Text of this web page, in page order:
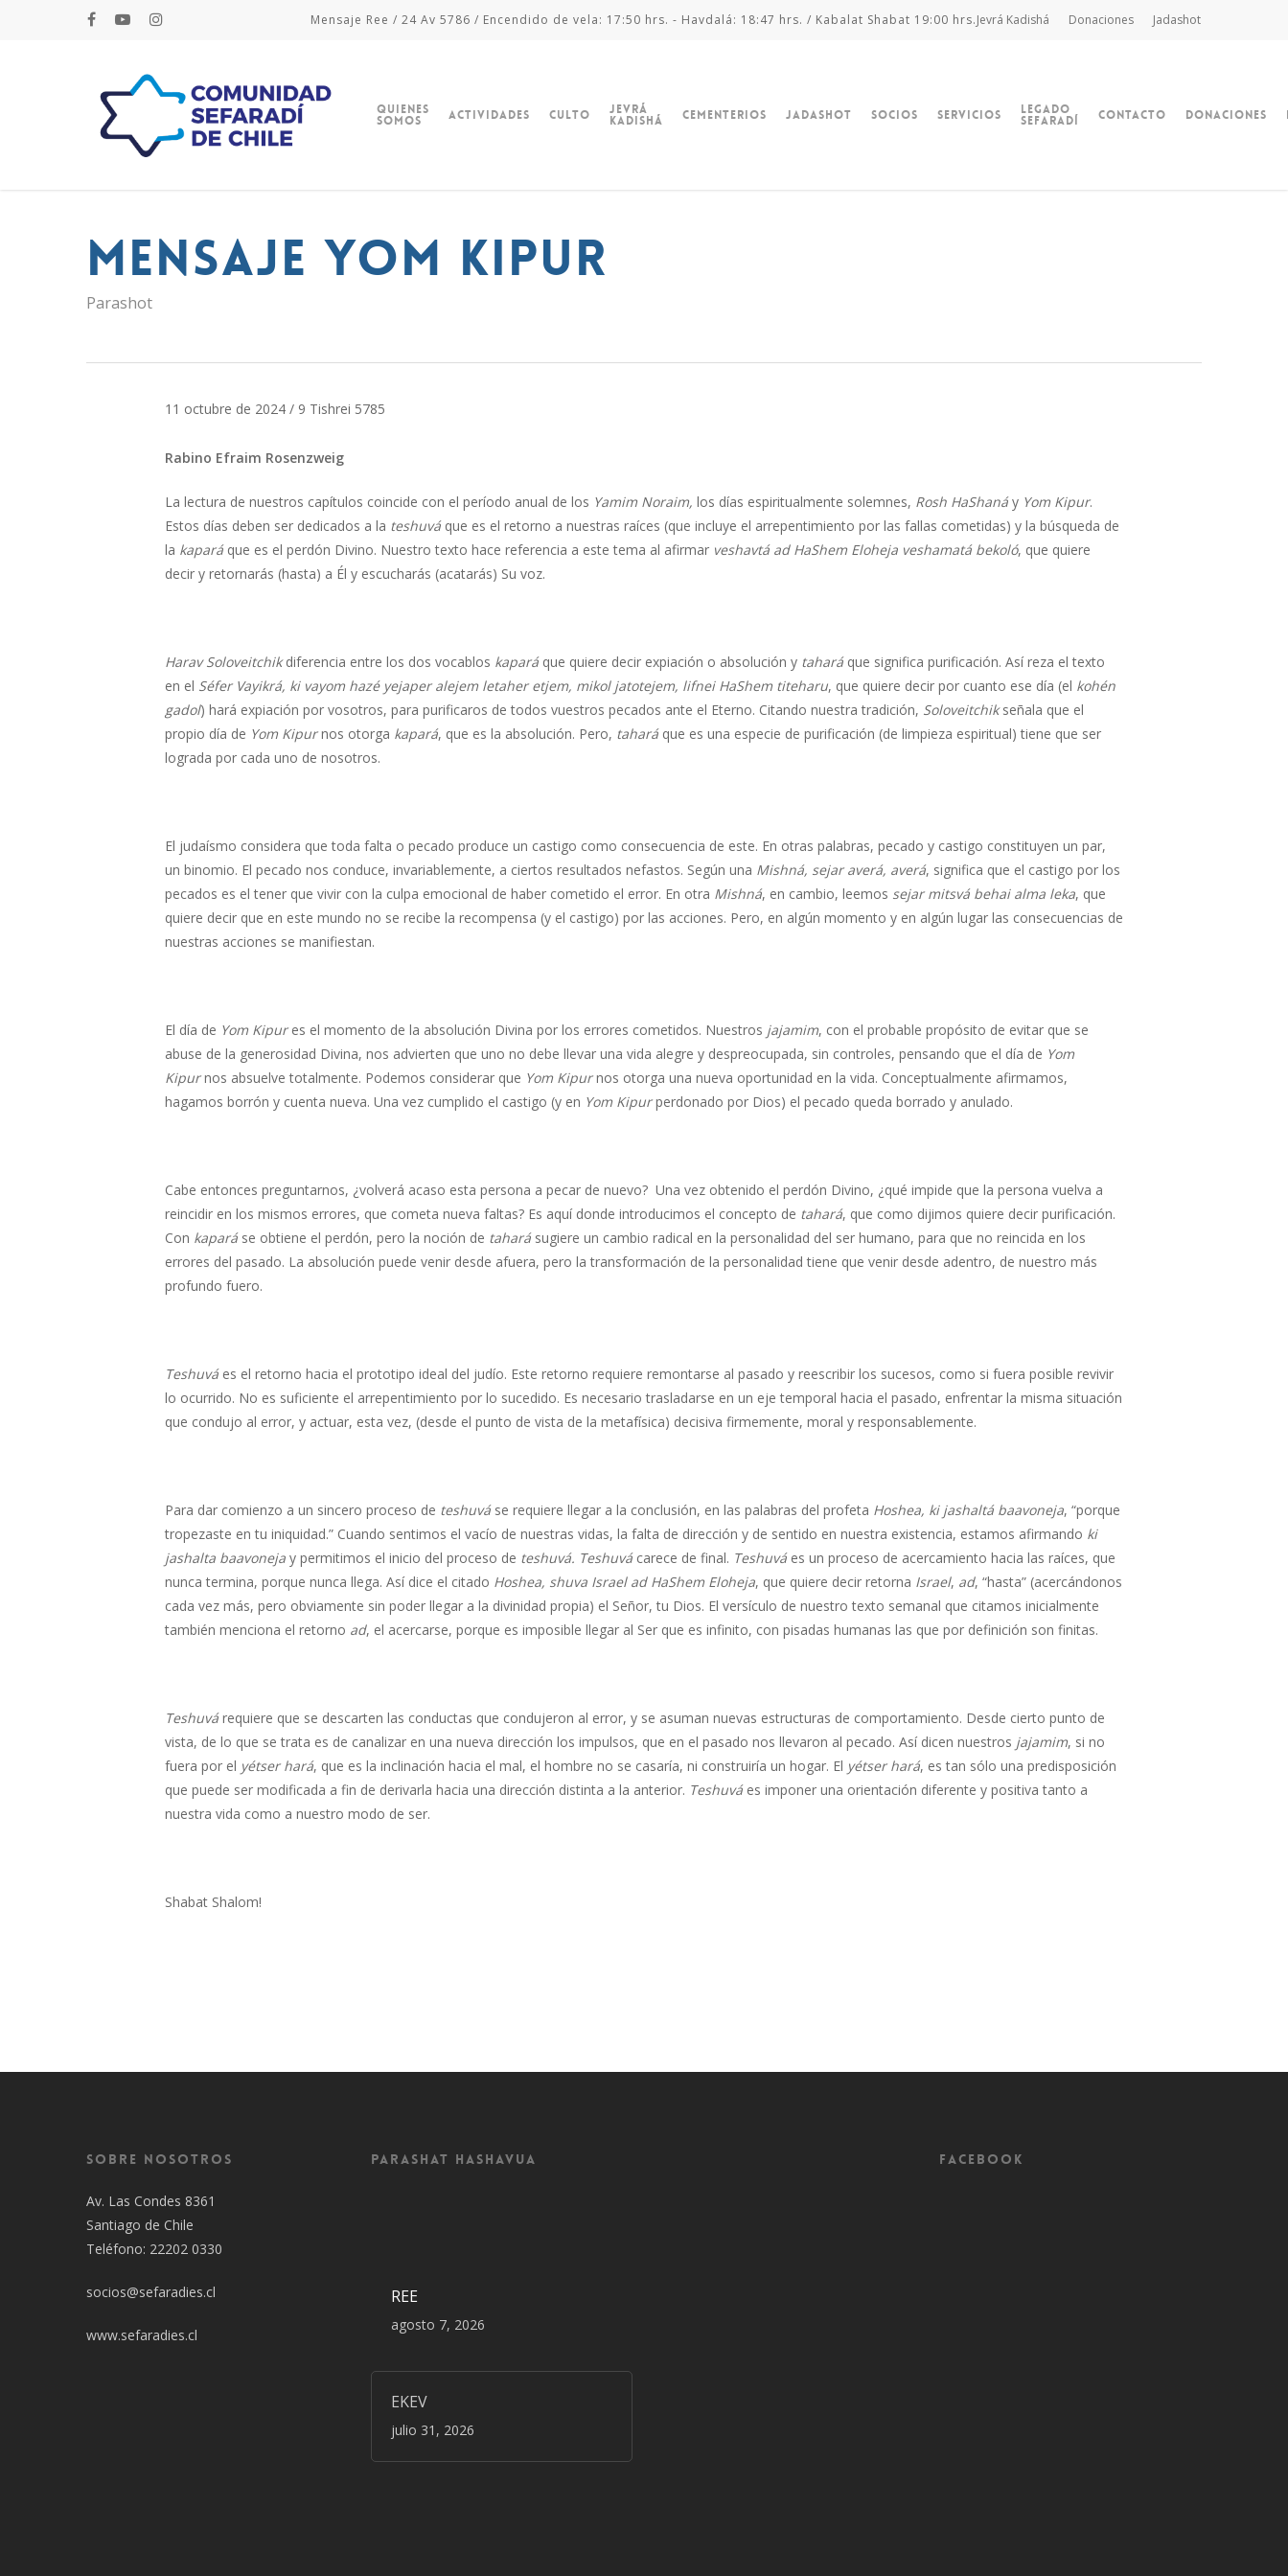
Mensaje Ree / 24 Av 5786 / Encendido de vela: 17:50 hrs. - Havdalá: 18:47 hrs. / Kabalat Shabat 19:00 hrs.Jevrá Kadishá Donaciones Jadashot
Hit enter to search or ESC to close
Quienes
Somos Actividades Culto Jevrá
Kadishá Cementerios Jadashot Socios Servicios Legado
Sefaradí Contacto Donaciones
MENSAJE YOM KIPUR
Parashot
11 octubre de 2024 / 9 Tishrei 5785
Rabino Efraim Rosenzweig
La lectura de nuestros capítulos coincide con el período anual de los Yamim Noraim, los días espiritualmente solemnes, Rosh HaShanáy Yom Kipur.
Estos días deben ser dedicados a la teshuvá que es el retorno a nuestras raíces (que incluye el arrepentimiento por las fallas cometidas) y la búsqueda de
la kapará que es el perdón Divino. Nuestro texto hace referencia a este tema al afirmar veshavtá ad HaShem Eloheja veshamatá bekoló, que quiere
decir y retornarás (hasta) a Él y escucharás (acatarás) Su voz.
Harav Soloveitchikdiferencia entre los dos vocablos kapará que quiere decir expiación o absolución y tahará que significa purificación. Así reza el texto
en el Séfer Vayikrá, ki vayom hazé yejaper alejem letaher etjem, mikol jatotejem, lifnei HaShem titeharu, que quiere decir por cuanto ese día (el kohén
gadol) hará expiación por vosotros, para purificaros de todos vuestros pecados ante el Eterno. Citando nuestra tradición, Soloveitchikseñala que el
propio día de Yom Kipurnos otorga kapará, que es la absolución. Pero, tahará que es una especie de purificación (de limpieza espiritual) tiene que ser
lograda por cada uno de nosotros.
El judaísmo considera que toda falta o pecado produce un castigo como consecuencia de este. En otras palabras, pecado y castigo constituyen un par,
un binomio. El pecado nos conduce, invariablemente, a ciertos resultados nefastos. Según una Mishná, sejar averá, averá, significa que el castigo por los
pecados es el tener que vivir con la culpa emocional de haber cometido el error. En otra Mishná, en cambio, leemos sejar mitsvá behai alma leka, que
quiere decir que en este mundo no se recibe la recompensa (y el castigo) por las acciones. Pero, en algún momento y en algún lugar las consecuencias de
nuestras acciones se manifiestan.
El día de Yom Kipures el momento de la absolución Divina por los errores cometidos. Nuestros jajamim, con el probable propósito de evitar que se
abuse de la generosidad Divina, nos advierten que uno no debe llevar una vida alegre y despreocupada, sin controles, pensando que el día de Yom
Kipurnos absuelve totalmente. Podemos considerar que Yom Kipurnos otorga una nueva oportunidad en la vida. Conceptualmente afirmamos,
hagamos borrón y cuenta nueva. Una vez cumplido el castigo (y en Yom Kipurperdonado por Dios) el pecado queda borrado y anulado.
Cabe entonces preguntarnos, ¿volverá acaso esta persona a pecar de nuevo? Una vez obtenido el perdón Divino, ¿qué impide que la persona vuelva a
reincidir en los mismos errores, que cometa nueva faltas? Es aquí donde introducimos el concepto de tahará, que como dijimos quiere decir purificación.
Con kapará se obtiene el perdón, pero la noción de tahará sugiere un cambio radical en la personalidad del ser humano, para que no reincida en los
errores del pasado. La absolución puede venir desde afuera, pero la transformación de la personalidad tiene que venir desde adentro, de nuestro más
profundo fuero.
Teshuvá es el retorno hacia el prototipo ideal del judío. Este retorno requiere remontarse al pasado y reescribir los sucesos, como si fuera posible revivir
lo ocurrido. No es suficiente el arrepentimiento por lo sucedido. Es necesario trasladarse en un eje temporal hacia el pasado, enfrentar la misma situación
que condujo al error, y actuar, esta vez, (desde el punto de vista de la metafísica) decisiva firmemente, moral y responsablemente.
Para dar comienzo a un sincero proceso de teshuvá se requiere llegar a la conclusión, en las palabras del profeta Hoshea, ki jashaltá baavoneja, “porque
tropezaste en tu iniquidad.” Cuando sentimos el vacío de nuestras vidas, la falta de dirección y de sentido en nuestra existencia, estamos afirmando ki
jashalta baavoneja y permitimos el inicio del proceso de teshuvá. Teshuvácarece de final. Teshuvá es un proceso de acercamiento hacia las raíces, que
nunca termina, porque nunca llega. Así dice el citado Hoshea, shuva Israel ad HaShem Eloheja, que quiere decir retorna Israel, ad, “hasta” (acercándonos
cada vez más, pero obviamente sin poder llegar a la divinidad propia) el Señor, tu Dios. El versículo de nuestro texto semanal que citamos inicialmente
también menciona el retorno ad, el acercarse, porque es imposible llegar al Ser que es infinito, con pisadas humanas las que por definición son finitas.
Teshuvárequiere que se descarten las conductas que condujeron al error, y se asuman nuevas estructuras de comportamiento. Desde cierto punto de
vista, de lo que se trata es de canalizar en una nueva dirección los impulsos, que en el pasado nos llevaron al pecado. Así dicen nuestros jajamim, si no
fuera por el yétser hará, que es la inclinación hacia el mal, el hombre no se casaría, ni construiría un hogar. El yétser hará, es tan sólo una predisposición
que puede ser modificada a fin de derivarla hacia una dirección distinta a la anterior. Teshuváes imponer una orientación diferente y positiva tanto a
nuestra vida como a nuestro modo de ser.
Shabat Shalom!
Sobre Nosotros
Av. Las Condes 8361
Santiago de Chile
Teléfono: 22202 0330
socios@sefaradies.cl
www.sefaradies.cl
Parashat Hashavua
REE
agosto 7, 2026
EKEV
julio 31, 2026
Facebook